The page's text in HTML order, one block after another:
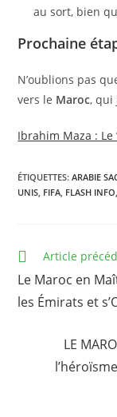
au sort, bien
Prochaine
N’oublions pas
vers le Maroc, qui
Ibrahim Maza : Le
ÉTIQUETTES:ARABIE
UNIS, FIFA, FLASH INFO,
Read
articles
Article
Le Maroc en
les Émirats et
LE